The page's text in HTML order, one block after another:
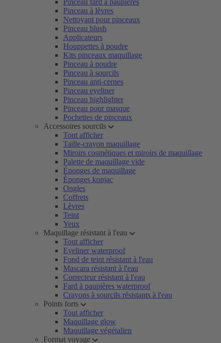
Pinceau fard à paupières
Pinceau à lèvres
Nettoyant pour pinceaux
Pinceau blush
Applicateurs
Houppettes à poudre
Kits pinceaux maquillage
Pinceau à poudre
Pinceau à sourcils
Pinceau anti-cernes
Pinceau eyeliner
Pinceau highlighter
Pinceau pour masque
Pochettes de pinceaux
Accessoires sourcils
Tout afficher
Taille-crayon maquillage
Miroirs cosmétiques et miroirs de maquillage
Palette de maquillage vide
Éponges de maquillage
Éponges konjac
Ongles
Coffrets
Lèvres
Teint
Yeux
Maquillage résistant à l'eau
Tout afficher
Eyeliner waterproof
Fond de teint résistant à l'eau
Mascara résistant à l'eau
Correcteur résistant à l'eau
Fard à paupières waterproof
Crayons à sourcils résistants à l'eau
Points forts
Tout afficher
Maquillage glow
Maquillage végétalien
Format voyage